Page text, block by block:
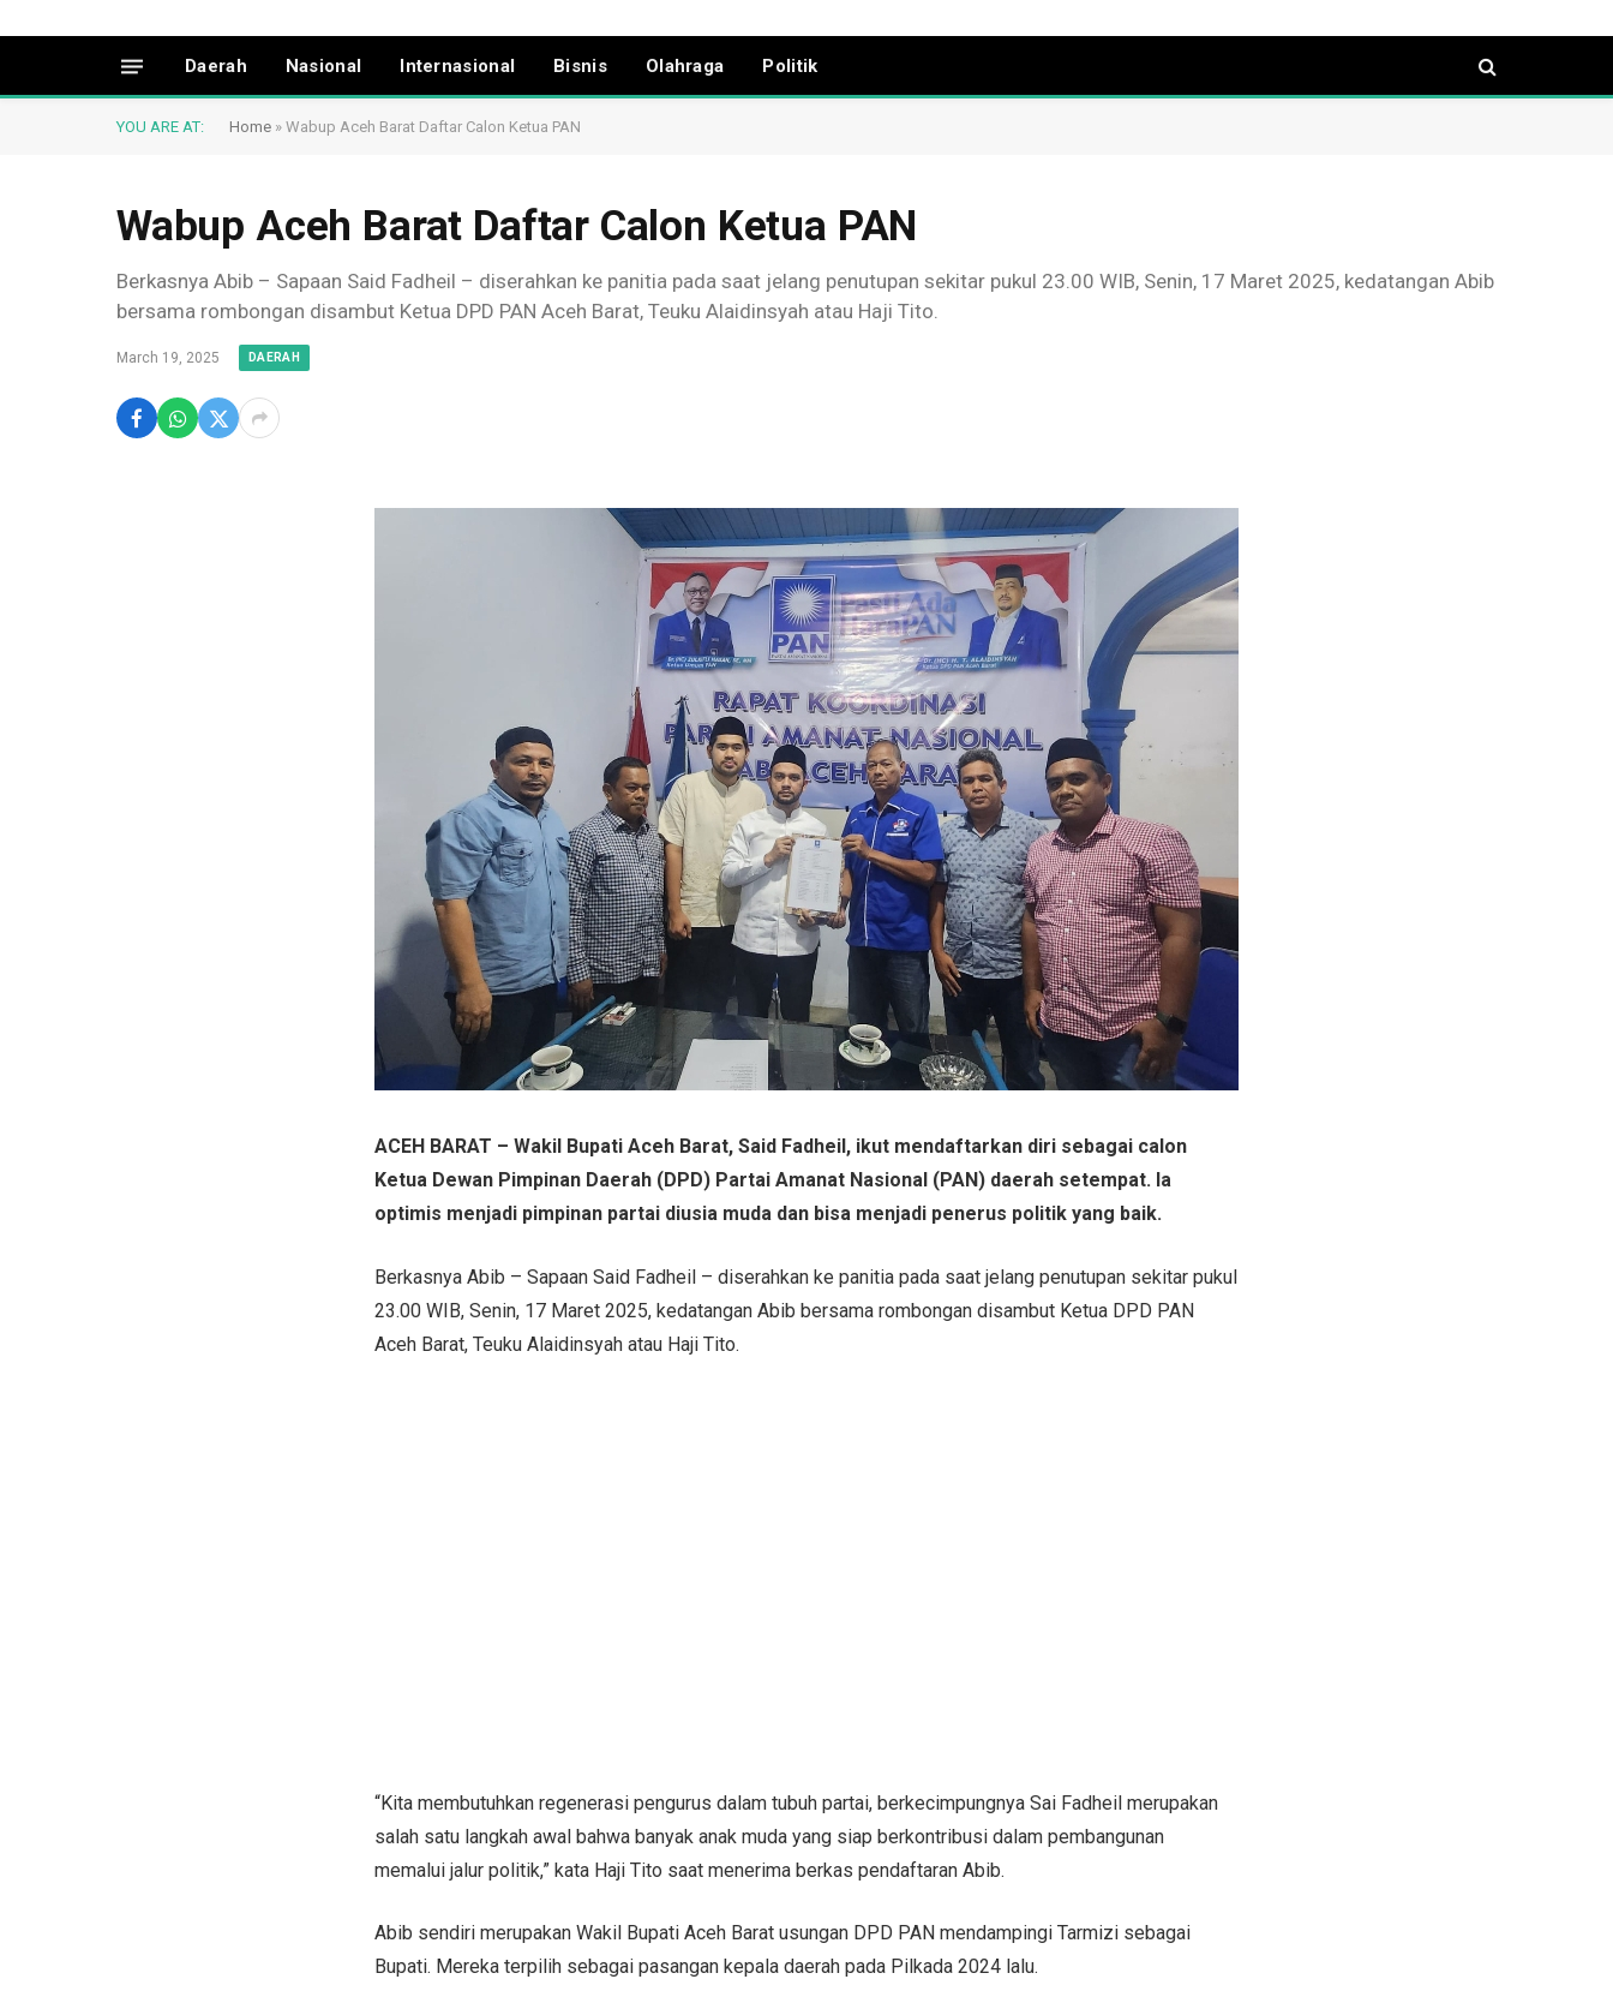
Daerah Nasional Internasional Bisnis Olahraga Politik
YOU ARE AT: Home » Wabup Aceh Barat Daftar Calon Ketua PAN
Wabup Aceh Barat Daftar Calon Ketua PAN
Berkasnya Abib – Sapaan Said Fadheil – diserahkan ke panitia pada saat jelang penutupan sekitar pukul 23.00 WIB, Senin, 17 Maret 2025, kedatangan Abib
bersama rombongan disambut Ketua DPD PAN Aceh Barat, Teuku Alaidinsyah atau Haji Tito.
March 19, 2025 DAERAH
ACEH BARAT – Wakil Bupati Aceh Barat, Said Fadheil, ikut mendaftarkan diri sebagai calon
Ketua Dewan Pimpinan Daerah (DPD) Partai Amanat Nasional (PAN) daerah setempat. Ia
optimis menjadi pimpinan partai diusia muda dan bisa menjadi penerus politik yang baik.
Berkasnya Abib – Sapaan Said Fadheil – diserahkan ke panitia pada saat jelang penutupan sekitar pukul
23.00 WIB, Senin, 17 Maret 2025, kedatangan Abib bersama rombongan disambut Ketua DPD PAN
Aceh Barat, Teuku Alaidinsyah atau Haji Tito.
“Kita membutuhkan regenerasi pengurus dalam tubuh partai, berkecimpungnya Sai Fadheil merupakan
salah satu langkah awal bahwa banyak anak muda yang siap berkontribusi dalam pembangunan
memalui jalur politik,” kata Haji Tito saat menerima berkas pendaftaran Abib.
Abib sendiri merupakan Wakil Bupati Aceh Barat usungan DPD PAN mendampingi Tarmizi sebagai
Bupati. Mereka terpilih sebagai pasangan kepala daerah pada Pilkada 2024 lalu.